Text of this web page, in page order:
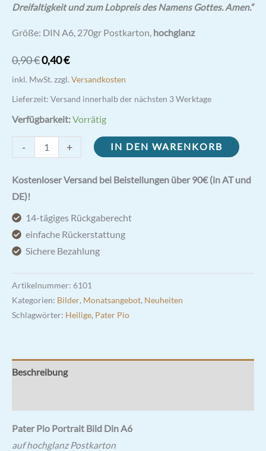
Dreifaltigkeit und zum Lobpreis des Namens Gottes. Amen.“
Größe: DIN A6, 270gr Postkarton, hochglanz
0,90€Ursprünglicher
Preis
war:
0,90 €
0,40€Aktueller
Preis
ist:
0,40 €.
inkl. MwSt. zzgl. Versandkosten
Lieferzeit: Versand innerhalb der nächsten 3 Werktage
Verfügbarkeit:Vorrätig
-
Pio
Portrait
Bild
mit
Weihegebet
Din
Menge
+ IN DEN WARENKORB
Kostenloser Versand bei Beistellungen über 90€ (in AT und
DE)!
14-tägiges Rückgaberecht
einfache Rückerstattung
Sichere Bezahlung
Artikelnummer: 6101
Kategorien: Bilder, Monatsangebot, Neuheiten
Schlagwörter: Heilige, Pater Pio
Beschreibung
Pater Pio Portrait Bild Din A6
auf hochglanz Postkarton